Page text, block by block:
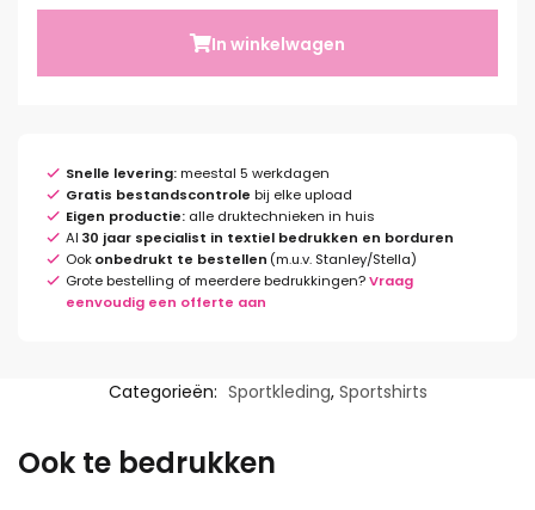
In winkelwagen
Snelle levering:meestal 5 werkdagen
Gratis bestandscontrole bij elke upload
Eigen productie: alle druktechnieken in huis
Al 30 jaar specialist in textiel bedrukken en borduren
Ookonbedrukt te bestellen (m.u.v. Stanley/Stella)
Grote bestelling of meerdere bedrukkingen?Vraag
eenvoudig een offerte aan
Categorieën: Sportkleding, Sportshirts
Ook te bedrukken